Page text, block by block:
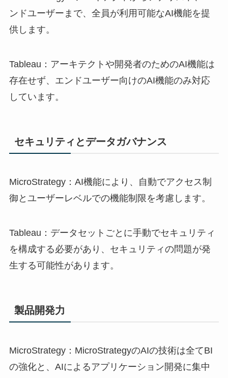
ンドユーザーまで、全員が利用可能なAI機能を提
供します。
Tableau：アーキテクトや開発者のためのAI機能は
存在せず、エンドユーザー向けのAI機能のみ対応
しています。
セキュリティとデータガバナンス
MicroStrategy：AI機能により、自動でアクセス制
御とユーザーレベルでの機能制限を考慮します。
Tableau：データセットごとに手動でセキュリティ
を構成する必要があり、セキュリティの問題が発
生する可能性があります。
製品開発力
MicroStrategy：MicroStrategyのAIの技術は全てBI
の強化と、AIによるアプリケーション開発に集中